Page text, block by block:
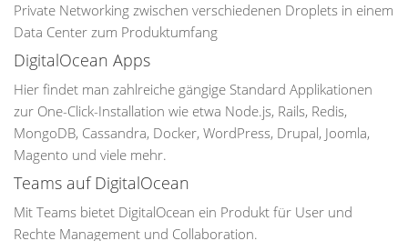
Private Networking zwischen verschiedenen Droplets in einem
Data Center zum Produktumfang
DigitalOcean Apps
Hier findet man zahlreiche gängige Standard Applikationen
zur One-Click-Installation wie etwa Node.js, Rails, Redis,
MongoDB, Cassandra, Docker, WordPress, Drupal, Joomla,
Magento und viele mehr.
Teams auf DigitalOcean
Mit Teams bietet DigitalOcean ein Produkt für User und
Rechte Management und Collaboration.